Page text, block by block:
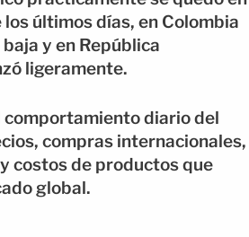
últimos días, en Colombia
y en República
ligeramente.
comportamiento diario del
compras internacionales,
costos de productos que
global.